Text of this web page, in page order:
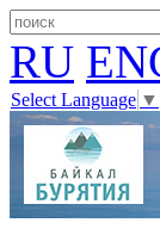
RU
Select Language ▼